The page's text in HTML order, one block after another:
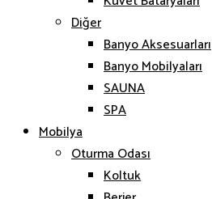
Diğer
Banyo Aksesuarları
Banyo Mobilyaları
SAUNA
SPA
Mobilya
Oturma Odası
Koltuk